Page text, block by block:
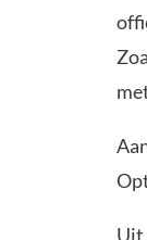
Uit